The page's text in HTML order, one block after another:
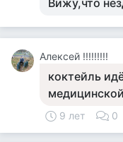
Вижу,что
Алексей !!!!!!!!!
коктейль
9 лет 0